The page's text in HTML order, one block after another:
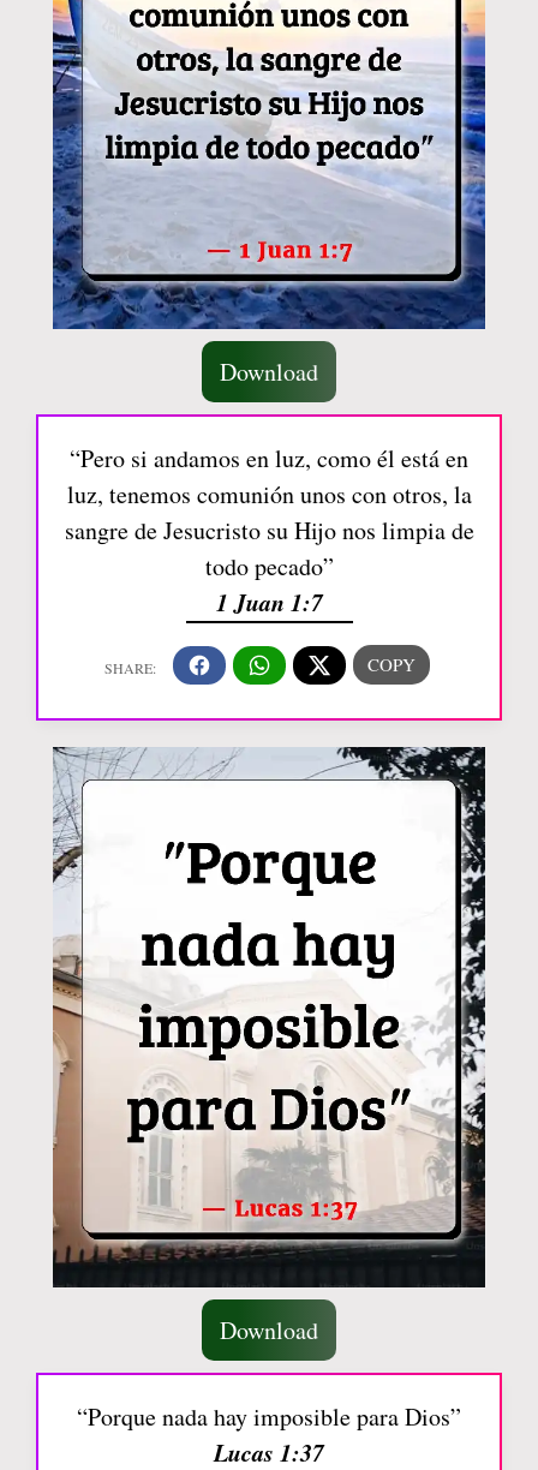
Download
“Pero si andamos en luz, como él está en
luz, tenemos comunión unos con otros, la
sangre de Jesucristo su Hijo nos limpia de
todo pecado”
1 Juan 1:7
Download
“Porque nada hay imposible para Dios”
Lucas 1:37